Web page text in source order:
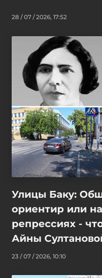
28 / 07 / 2026, 17:52
Улицы Баку:
ориентир или
репрессиях -
Айны
23 / 07 / 2026, 10:10